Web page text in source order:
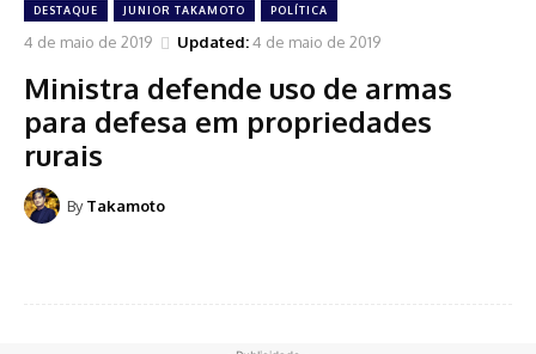
DESTAQUE JUNIOR TAKAMOTO POLÍTICA
4 de maio de 2019 Updated:4 de maio de 2019
Ministra defende uso de armas
para defesa em propriedades
rurais
By Takamoto